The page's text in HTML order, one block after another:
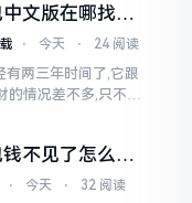
文版在哪找？
⋅ 今天 ⋅ 24 阅读
两三年时间了,它跟
情况差不多,只不过
不见了怎么
把手教你找回
⋅ 今天 ⋅ 32 阅读